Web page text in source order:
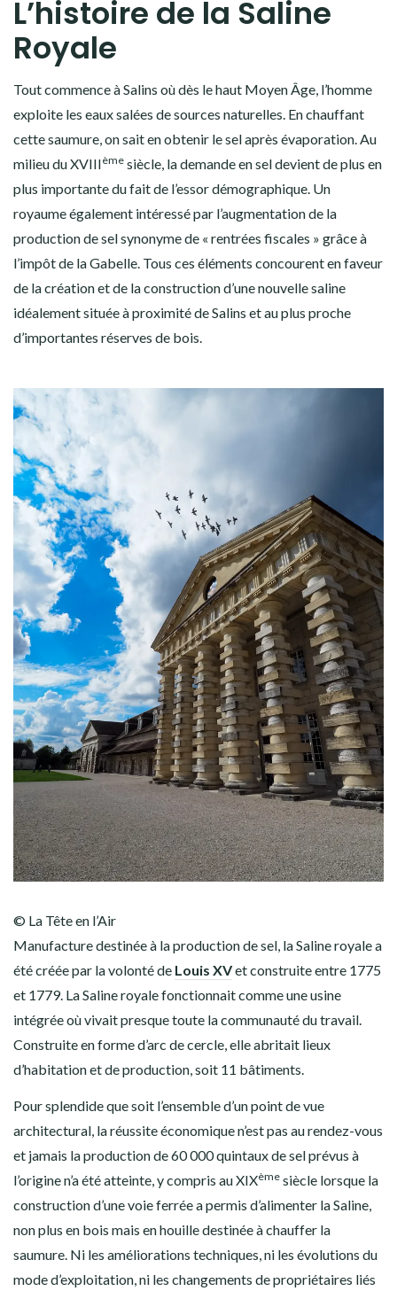
L’histoire de la Saline
Royale
Tout commence à Salins où dès le haut Moyen Âge, l’homme
exploite les eaux salées de sources naturelles. En chauffant
cette saumure, on sait en obtenir le sel après évaporation. Au
milieu du XVIIIème siècle, la demande en sel devient de plus en
plus importante du fait de l’essor démographique. Un
royaume également intéressé par l’augmentation de la
production de sel synonyme de « rentrées fiscales » grâce à
l’impôt de la Gabelle. Tous ces éléments concourent en faveur
de la création et de la construction d’une nouvelle saline
idéalement située à proximité de Salins et au plus proche
d’importantes réserves de bois.
© La Tête en l’Air
Manufacture destinée à la production de sel, la Saline royale a
été créée par la volonté de Louis XVet construite entre 1775
et 1779. La Saline royale fonctionnait comme une usine
intégrée où vivait presque toute la communauté du travail.
Construite en forme d’arc de cercle, elle abritait lieux
d’habitation et de production, soit 11 bâtiments.
Pour splendide que soit l’ensemble d’un point de vue
architectural, la réussite économique n’est pas au rendez-vous
et jamais la production de 60 000 quintaux de sel prévus à
l’origine n’a été atteinte, y compris au XIXème siècle lorsque la
construction d’une voie ferrée a permis d’alimenter la Saline,
non plus en bois mais en houille destinée à chauffer la
saumure. Ni les améliorations techniques, ni les évolutions du
mode d’exploitation, ni les changements de propriétaires liés